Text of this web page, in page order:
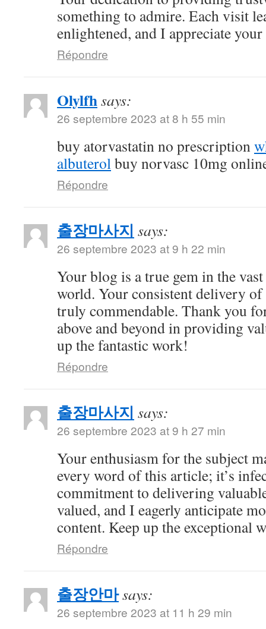
something to admire. Each visit
enlightened, and I appreciate
Répondre
Olylfhsays:
26 septembre 2023 at 8 h 55 min
buy atorvastatin no prescription
albuterolbuy norvasc 10mg
Répondre
출장마사지 says:
26 septembre 2023 at 9 h 22 min
Your blog is a true gem in the
world. Your consistent delivery
truly commendable. Thank you
above and beyond in providing
up the fantastic work!
Répondre
출장마사지 says:
26 septembre 2023 at 9 h 27 min
Your enthusiasm for the subject
every word of this article; it’s
commitment to delivering
valued, and I eagerly anticipate
content. Keep up the exceptional
Répondre
출장안마says:
26 septembre 2023 at 11 h 29 min